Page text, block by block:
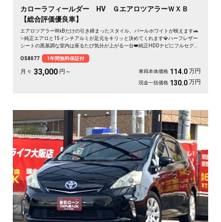
カローラフィールダー HV ＧエアロツアラーＷＸＢ
【総合評価優良車】
エアロツアラーWxBだけの引き締まったスタイル、パールホワイトが映えます🚗
✨純正エアロと15インチアルミが足元をキリッと決めてくれます💎ハーフレザー
シートの黒基調な室内は座るたび気分が上がる一台👑純正HDDナビにフルセグ
も、これ一台で気持ちよく走り出せます🎵《1年保証付》
OS8077 1年間無料保証付
月々 33,000 円～ 車両本体価格 114.0 万円
現金一括価格 130.0 万円